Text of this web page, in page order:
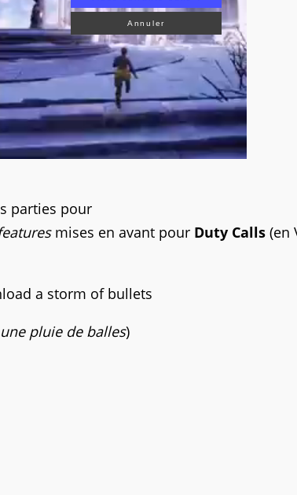
Annuler
parties pour
mises en avant pour Duty Calls (en
a storm of bullets
pluie de balles)